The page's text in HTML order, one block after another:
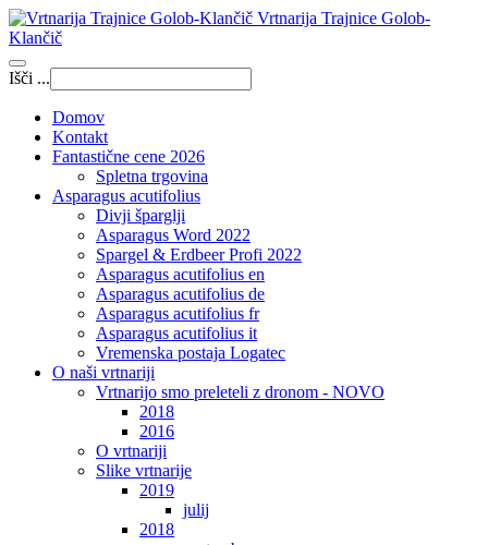
Vrtnarija Trajnice Golob-
Klančič
Išči ...
Domov
Kontakt
Fantastične cene 2026
Spletna trgovina
Asparagus acutifolius
Divji šparglji
Asparagus Word 2022
Spargel & Erdbeer Profi 2022
Asparagus acutifolius en
Asparagus acutifolius de
Asparagus acutifolius fr
Asparagus acutifolius it
Vremenska postaja Logatec
O naši vrtnariji
Vrtnarijo smo preleteli z dronom - NOVO
2018
2016
O vrtnariji
Slike vrtnarije
2019
julij
2018